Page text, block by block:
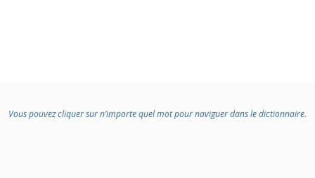
Vous pouvez cliquer sur n’importe quel mot pour naviguer dans le dictionnaire.